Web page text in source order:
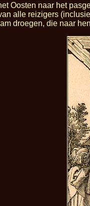
Oosten naar het
alle reizigers
droegen, die naar